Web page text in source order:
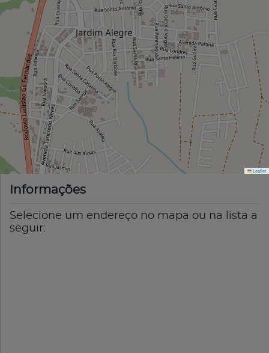
Leaflet
Informações
Selecione um endereço no mapa ou na lista a
seguir: